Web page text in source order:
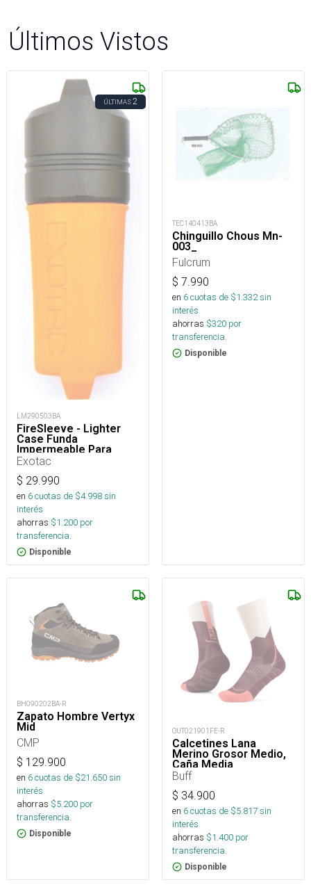
Últimos Vistos
ÚLTIMAS2
LM290503BA
FireSleeve - Lighter
Case Funda
Impermeable Para
Encendedor
Exotac
$ 29.990
en 6cuotas de $4.998sin
interés
ahorras $1.200 por
transferencia.
Disponible
TEC140413BA
Chinguillo Chous Mn-
003_
Fulcrum
$ 7.990
en 6cuotas de $1.332sin
interés
ahorras $320 por
transferencia.
Disponible
BH090202BA-R
Zapato Hombre Vertyx
Mid
CMP
$ 129.900
en 6cuotas de $21.650sin
interés
ahorras $5.200 por
transferencia.
Disponible
OUT021901FE-R
Calcetines Lana
Merino Grosor Medio,
Caña Media
Buff
$ 34.900
en 6cuotas de $5.817sin
interés
ahorras $1.400 por
transferencia.
Disponible